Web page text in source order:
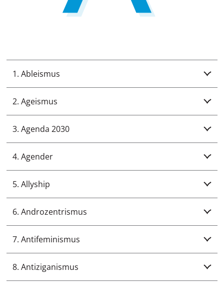
1. Ableismus
2. Ageismus
3. Agenda 2030
4. Agender
5. Allyship
6. Androzentrismus
7. Antifeminismus
8. Antiziganismus